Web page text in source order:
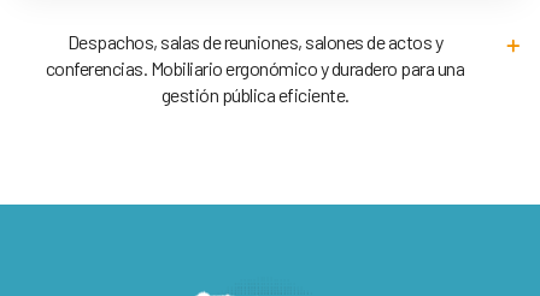
Despachos, salas de reuniones, salones de actos y
conferencias. Mobiliario ergonómico y duradero para una
gestión pública eficiente.